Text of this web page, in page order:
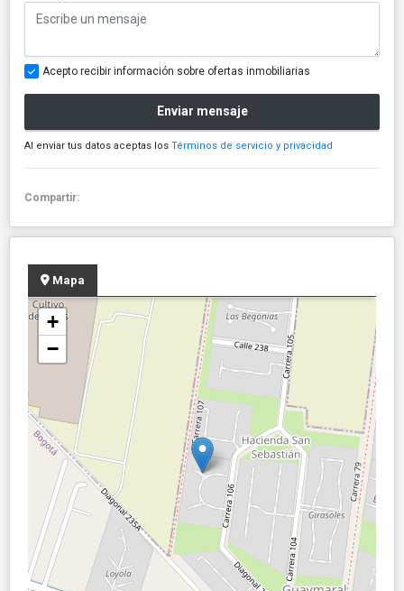
Acepto recibir información sobre ofertas inmobiliarias
Enviar mensaje
Al enviar tus datos aceptas los Términos de servicio y privacidad
Compartir:
Mapa
+
−